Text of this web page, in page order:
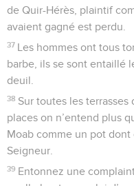
de Quir-Hérès, plaintif
avaient gagné est perdu.
37 Les hommes ont tous
barbe, ils se sont entaillé
deuil.
38 Sur toutes les terrasses
places on n’entend plus
Moab comme un pot
Seigneur.
39 Entonnez une